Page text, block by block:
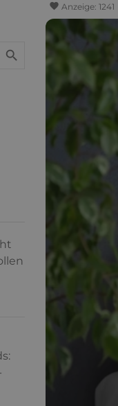

favorite Anzeige: 1241